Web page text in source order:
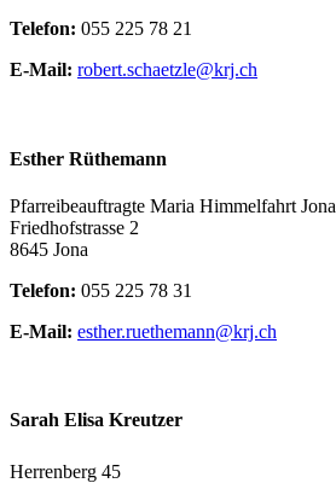
Telefon: 055 225 78 21
E-Mail: robert.schaetzle@krj.ch
Esther Rüthemann
Pfarreibeauftragte Maria Himmelfahrt Jona
Friedhofstrasse 2
8645 Jona
Telefon: 055 225 78 31
E-Mail: esther.ruethemann@krj.ch
Sarah Elisa Kreutzer
Herrenberg 45